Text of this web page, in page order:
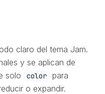
claro del tema Jam.
y se aplican de
solo
color
para
o expandir.